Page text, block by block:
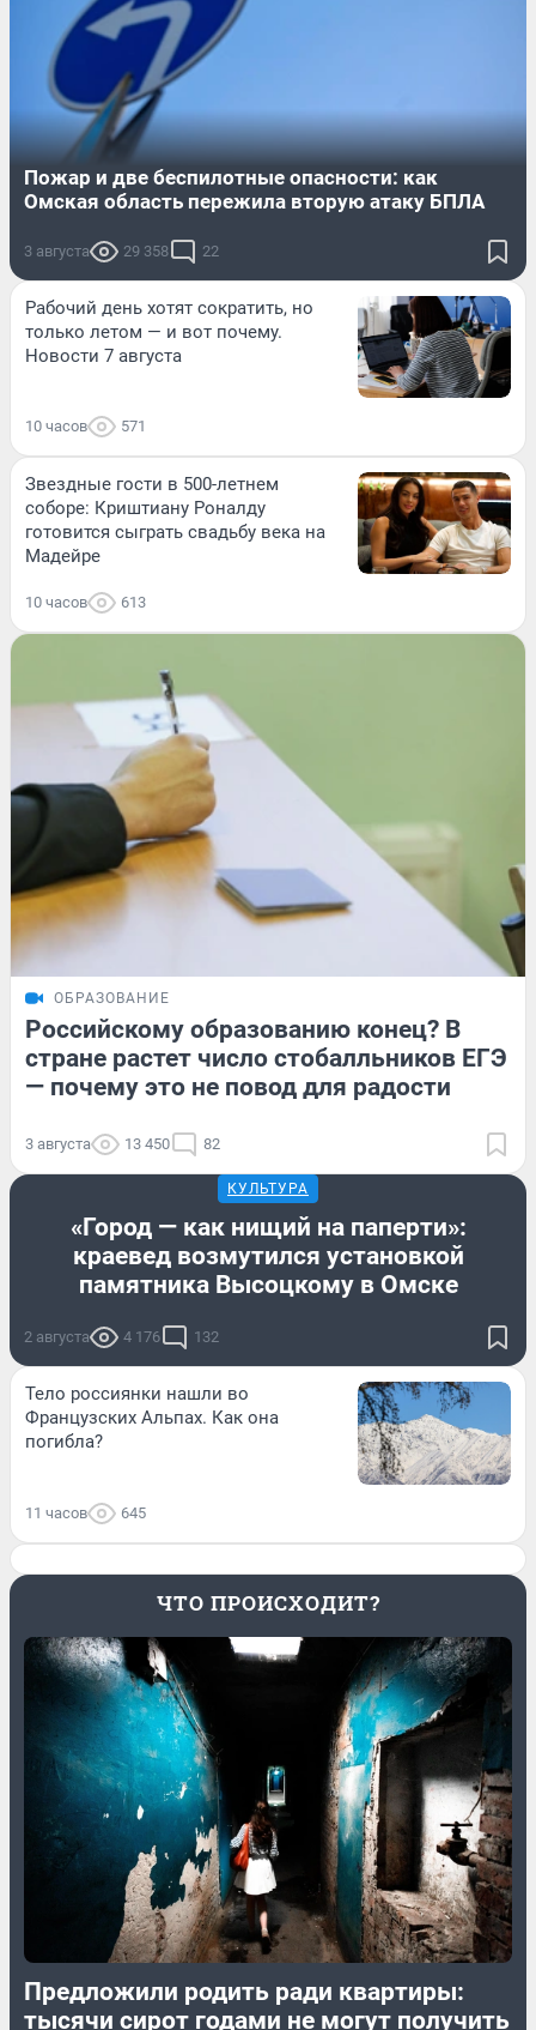
Пожар и две беспилотные опасности: как
Омская область пережила вторую атаку БПЛА
3 августа 29 358 22
Рабочий день хотят сократить, но
только летом — и вот почему.
Новости 7 августа
10 часов 571
Звездные гости в 500-летнем
соборе: Криштиану Роналду
готовится сыграть свадьбу века на
Мадейре
10 часов 613
ОБРАЗОВАНИЕ
Российскому образованию конец? В
стране растет число стобалльников ЕГЭ
— почему это не повод для радости
3 августа 13 450 82
КУЛЬТУРА
«Город — как нищий на паперти»:
краевед возмутился установкой
памятника Высоцкому в Омске
2 августа 4 176 132
Тело россиянки нашли во
Французских Альпах. Как она
погибла?
11 часов 645
ЧТО ПРОИСХОДИТ?
Предложили родить ради квартиры:
тысячи сирот годами не могут получить